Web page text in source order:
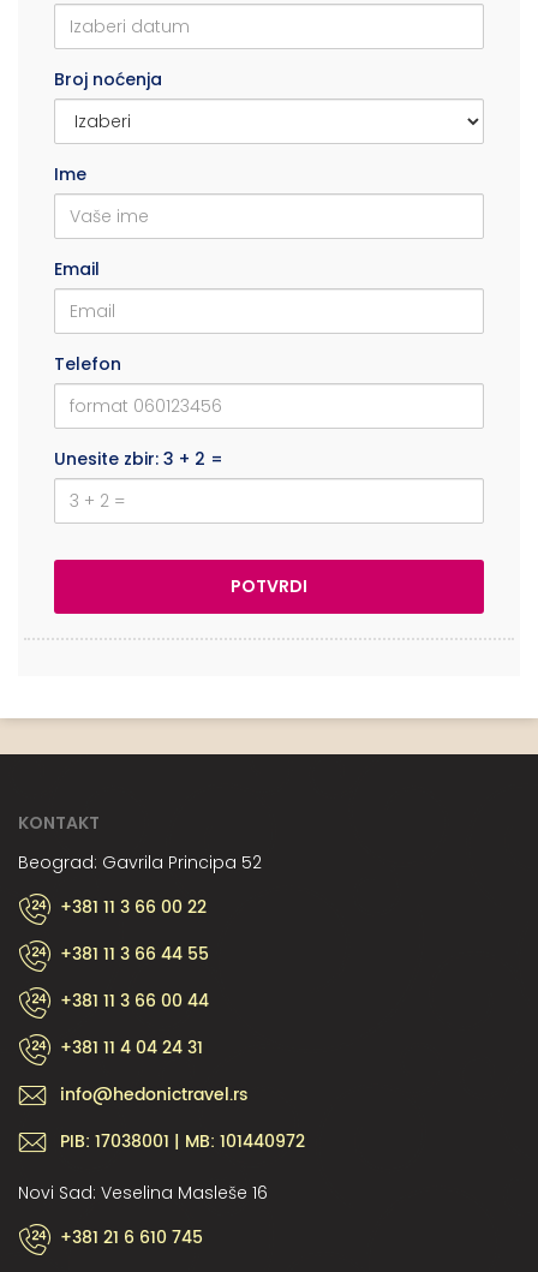
Broj noćenja
Ime
Email
Telefon
Unesite zbir: 3 + 2 =
KONTAKT
Beograd: Gavrila Principa 52
+381 11 3 66 00 22
+381 11 3 66 44 55
+381 11 3 66 00 44
+381 11 4 04 24 31
info@hedonictravel.rs
PIB: 17038001 | MB: 101440972
Novi Sad: Veselina Masleše 16
+381 21 6 610 745